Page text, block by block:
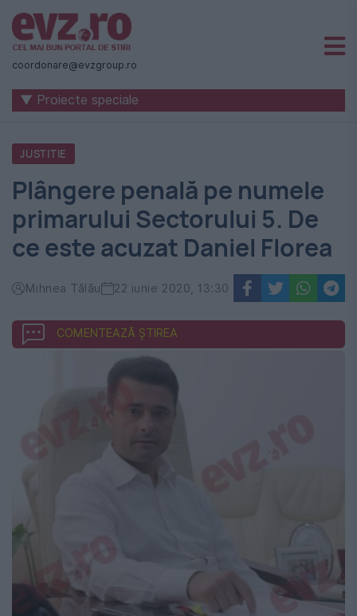
Știri
naționale
internaționale
România
-
Evenimentul
Zilei
coordonare@evzgroup.ro
▼ Proiecte speciale
JUSTITIE
Plângere penală pe numele
primarului Sectorului 5. De
ce este acuzat Daniel Florea
Mihnea Tălău 22 iunie 2020, 13:30
COMENTEAZĂ ȘTIREA